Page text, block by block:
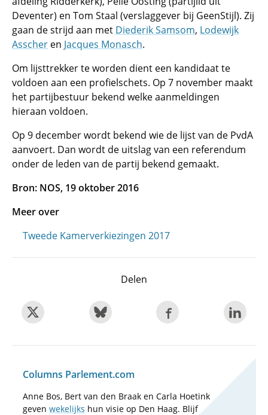
Deventer) en Tom Staal (verslaggever bij GeenStijl). Zij
gaan de strijd aan met Diederik Samsom, Lodewijk
Asscher en Jacques Monasch.
Om lijsttrekker te worden dient een kandidaat te
voldoen aan een profielschets. Op 7 november maakt
het partijbestuur bekend welke aanmeldingen
hieraan voldoen.
Op 9 december wordt bekend wie de lijst van de PvdA
aanvoert. Dan wordt de uitslag van een referendum
onder de leden van de partij bekend gemaakt.
Bron: NOS, 19 oktober 2016
Meer over
Tweede Kamerverkiezingen 2017
Delen
Columns Parlement.com
Anne Bos, Bert van den Braak en Carla Hoetink
geven wekelijks hun visie op Den Haag. Blijf